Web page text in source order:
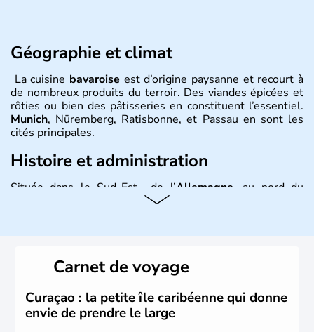
Géographie et climat
La cuisine bavaroise est d’origine paysanne et recourt à
de nombreux produits du terroir. Des viandes épicées et
rôties ou bien des pâtisseries en constituent l’essentiel.
Munich, Nüremberg, Ratisbonne, et Passau en sont les
cités principales.
Histoire et administration
Située dans le Sud-Est de l’Allemagne , au nord du
fait partie des seize
conservateur.Carnet de voyage
Curaçao : la petite île caribéenne qui donne
envie de prendre le large